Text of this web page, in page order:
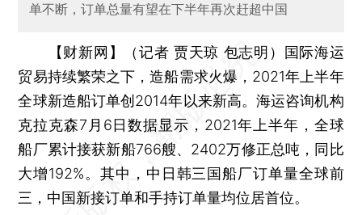
单不断，订单总量有望在下半年再次赶超中国
【财新网】（记者 贾天琼 包志明）
国际海运
贸易持续繁荣之下，造船需求火爆，2021年上半年
全球新造船订单创2014年以来新高。海运咨询机构
克拉克森7月6日数据显示，2021年上半年，全球
船厂累计接获新船766艘、2402万修正总吨，同比
大增192%。其中，中日韩三国船厂订单量全球前
三，中国新接订单和手持订单量均位居首位。